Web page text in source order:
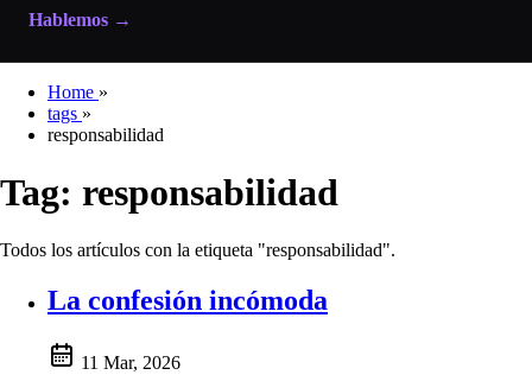
Hablemos →
Home »
tags »
responsabilidad
Tag: responsabilidad
Todos los artículos con la etiqueta "responsabilidad".
La confesión incómoda
11 Mar, 2026